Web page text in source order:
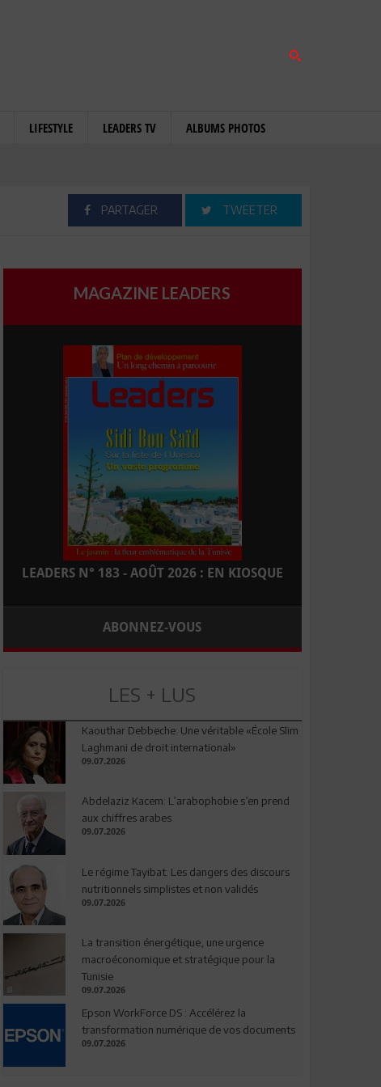
LIFESTYLE LEADERS TV ALBUMS PHOTOS
PARTAGER TWEETER
MAGAZINE LEADERS
LEADERS N° 183 - AOÛT 2026 : EN KIOSQUE
ABONNEZ-VOUS
LES + LUS
Kaouthar Debbeche: Une véritable «École Slim
Laghmani de droit international»
09.07.2026
Abdelaziz Kacem: L’arabophobie s’en prend
aux chiffres arabes
09.07.2026
Le régime Tayibat: Les dangers des discours
nutritionnels simplistes et non validés
09.07.2026
La transition énergétique, une urgence
macroéconomique et stratégique pour la
Tunisie
09.07.2026
Epson WorkForce DS : Accélérez la
transformation numérique de vos documents
09.07.2026